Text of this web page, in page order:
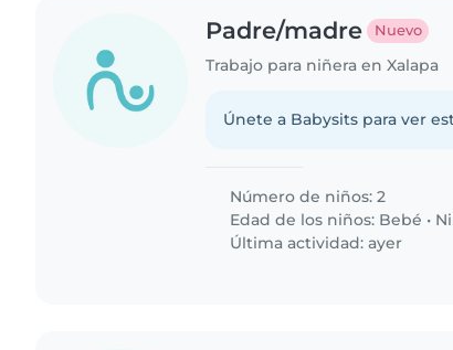
Padre/madre Nuevo
Trabajo para niñera en Xalapa
Únete a Babysits para ver
Número de niños: 2
Edad de los niños: Bebé •
Última actividad: ayer